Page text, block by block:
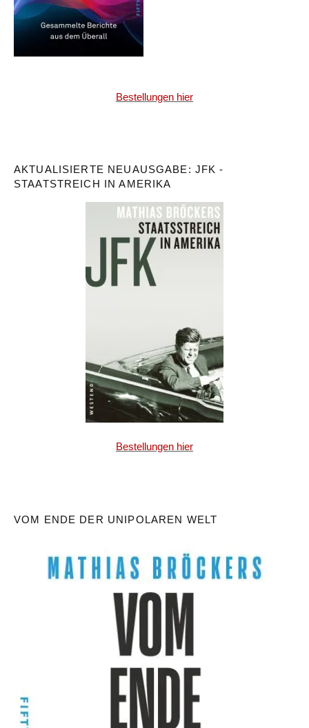
Bestellungen hier
AKTUALISIERTE NEUAUSGABE: JFK -
STAATSTREICH IN AMERIKA
Bestellungen hier
VOM ENDE DER UNIPOLAREN WELT